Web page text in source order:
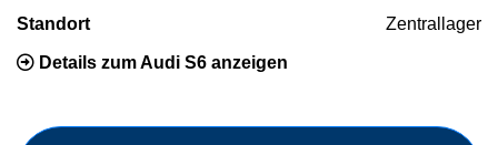
Standort Zentrallager
Details zum Audi S6 anzeigen